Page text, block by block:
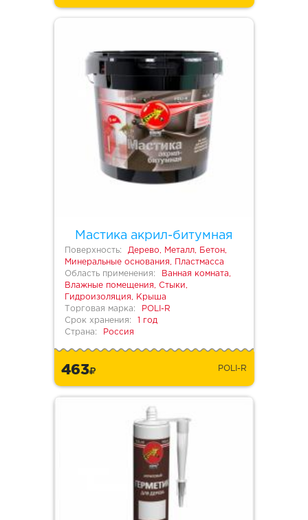
Мастика акрил-битумная
Поверхность:
Дерево, Металл, Бетон,
Минеральные основания, Пластмасса
Область применения:
Ванная комната,
Влажные помещения, Стыки,
Гидроизоляция, Крыша
Торговая марка:
POLI-R
Срок хранения:
1 год
Страна:
Россия
463 POLI-R